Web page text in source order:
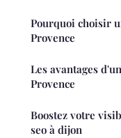
Pourquoi choisir
Provence
Les avantages
Provence
Boostez votre
seo à dijon